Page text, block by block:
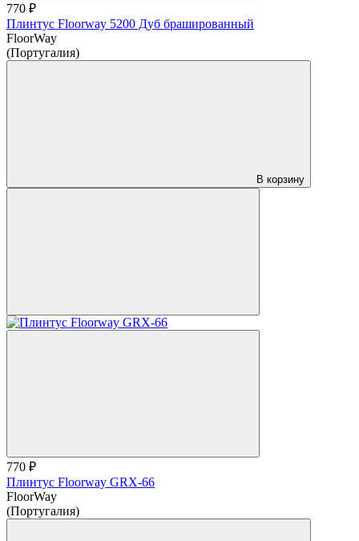
770 ₽
Плинтус Floorway 5200 Дуб брашированный
FloorWay
(Португалия)
В корзину
770 ₽
Плинтус Floorway GRX-66
FloorWay
(Португалия)